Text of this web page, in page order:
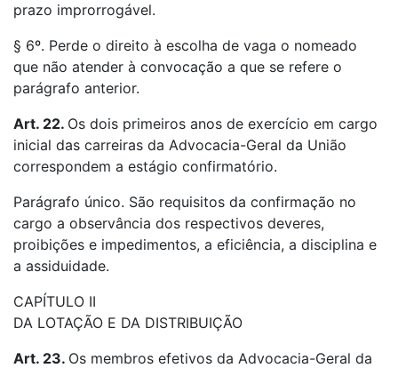
prazo improrrogável.
§ 6º. Perde o direito à escolha de vaga o nomeado
que não atender à convocação a que se refere o
parágrafo anterior.
Art. 22. Os dois primeiros anos de exercício em cargo
inicial das carreiras da Advocacia-Geral da União
correspondem a estágio confirmatório.
Parágrafo único. São requisitos da confirmação no
cargo a observância dos respectivos deveres,
proibições e impedimentos, a eficiência, a disciplina e
a assiduidade.
CAPÍTULO II
DA LOTAÇÃO E DA DISTRIBUIÇÃO
Art. 23. Os membros efetivos da Advocacia-Geral da